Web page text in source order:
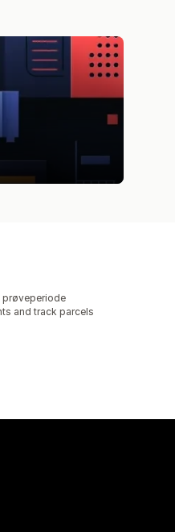
prøveperiode
and track parcels